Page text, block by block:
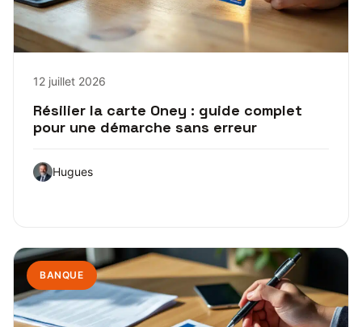
12 juillet 2026
Résilier la carte Oney : guide complet
pour une démarche sans erreur
Hugues
BANQUE